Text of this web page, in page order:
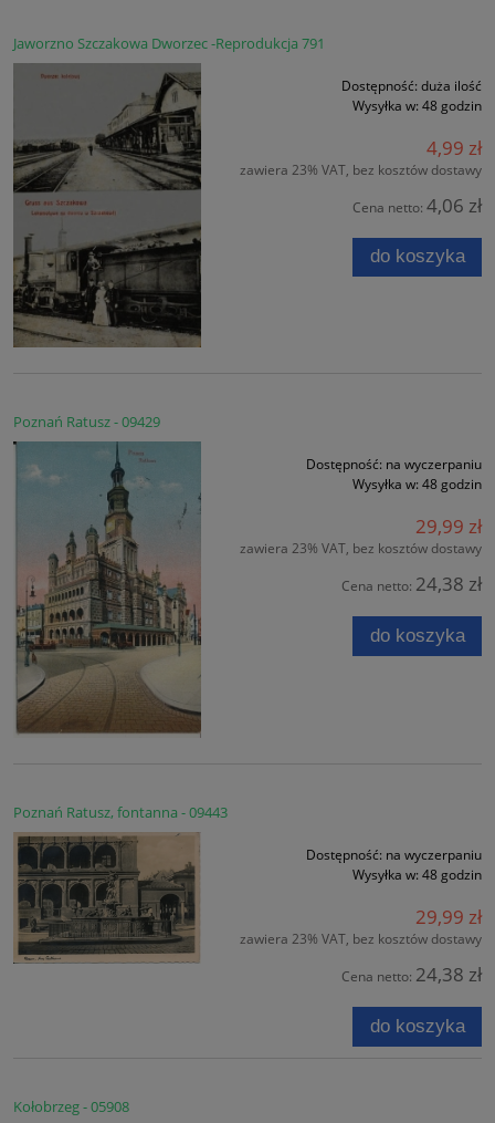
Jaworzno Szczakowa Dworzec -Reprodukcja 791
Dostępność: duża ilość
Wysyłka w: 48 godzin
4,99 zł
zawiera 23% VAT, bez kosztów dostawy
Cena netto: 4,06 zł
do koszyka
Poznań Ratusz - 09429
Dostępność: na wyczerpaniu
Wysyłka w: 48 godzin
29,99 zł
zawiera 23% VAT, bez kosztów dostawy
Cena netto: 24,38 zł
do koszyka
Poznań Ratusz, fontanna - 09443
Dostępność: na wyczerpaniu
Wysyłka w: 48 godzin
29,99 zł
zawiera 23% VAT, bez kosztów dostawy
Cena netto: 24,38 zł
do koszyka
Kołobrzeg - 05908